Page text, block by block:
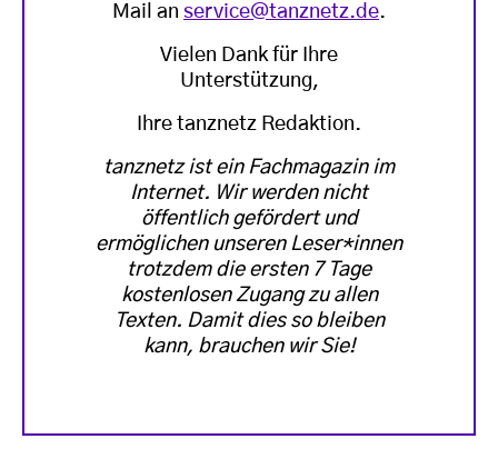
Mail an service@tanznetz.de.
Vielen Dank für Ihre
Unterstützung,
Ihre tanznetz Redaktion.
tanznetz ist ein Fachmagazin im
Internet. Wir werden nicht
öffentlich gefördert und
ermöglichen unseren Leser*innen
trotzdem die ersten 7 Tage
kostenlosen Zugang zu allen
Texten. Damit dies so bleiben
kann, brauchen wir Sie!